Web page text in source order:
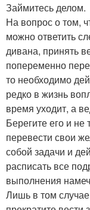
Займитесь делом.
На вопрос о том,
можно ответить
дивана, принять
попеременно
то необходимо
редко в жизнь
время уходит, а
Берегите его и не
перевести свои
собой задачи и
расписать все
выполнения
Лишь в том